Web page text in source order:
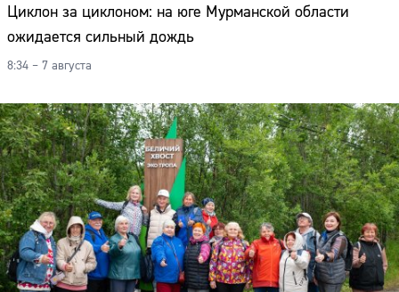
Циклон за циклоном: на юге Мурманской области
ожидается сильный дождь
8:34 – 7 августа